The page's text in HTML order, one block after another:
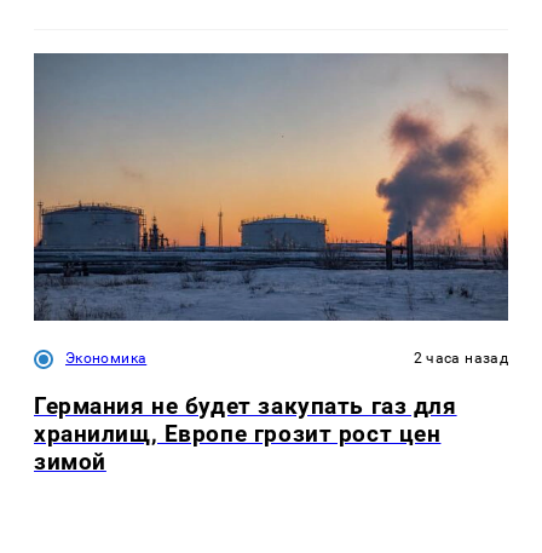
Экономика 2 часа назад
Германия не будет закупать газ для
хранилищ, Европе грозит рост цен
зимой